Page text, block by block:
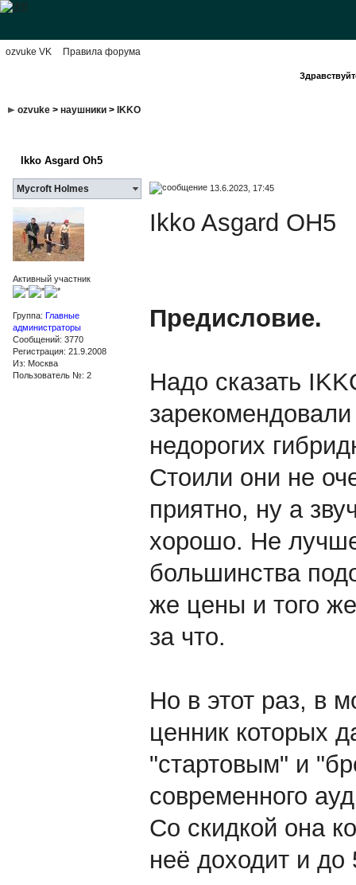
ozvuke VK Правила форума
ozvuke> наушники> IKKO
Ikko Asgard Oh5
Mycroft Holmes 13.6.2023, 17:45
Активный участник
Группа: Главные
администраторы
Сообщений: 3770
Регистрация: 21.9.2008
Из: Москва
Пользователь №: 2
Ikko Asgard OH5
Предисловие.
Надо сказать
недорогих
Стоили они не
приятно, ну а
хорошо. Не
большинства
же цены и того
за что.
Но в этот раз, в
ценник которых
"стартовым" и
современного
Со скидкой она
неё доходит и до